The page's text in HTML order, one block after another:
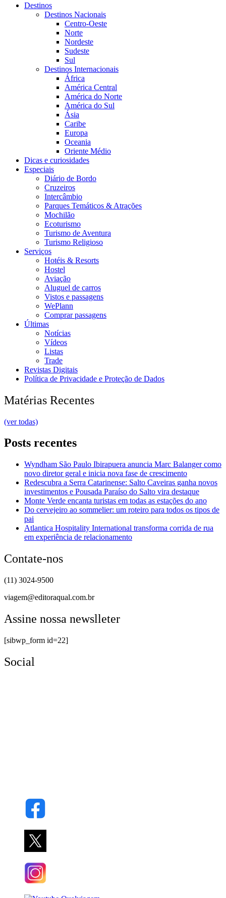
Destinos
Destinos Nacionais
Centro-Oeste
Norte
Nordeste
Sudeste
Sul
Destinos Internacionais
África
América Central
América do Norte
América do Sul
Ásia
Caribe
Europa
Oceania
Oriente Médio
Dicas e curiosidades
Especiais
Diário de Bordo
Cruzeiros
Intercâmbio
Parques Temáticos & Atrações
Mochilão
Ecoturismo
Turismo de Aventura
Turismo Religioso
Serviços
Hotéis & Resorts
Hostel
Aviação
Aluguel de carros
Vistos e passagens
WePlann
Comprar passagens
Últimas
Notícias
Vídeos
Listas
Trade
Revistas Digitais
Política de Privacidade e Proteção de Dados
Matérias Recentes
(ver todas)
Posts recentes
Wyndham São Paulo Ibirapuera anuncia Marc Balanger como
novo diretor geral e inicia nova fase de crescimento
Redescubra a Serra Catarinense: Salto Caveiras ganha novos
investimentos e Pousada Paraíso do Salto vira destaque
Monte Verde encanta turistas em todas as estações do ano
Do cervejeiro ao sommelier: um roteiro para todos os tipos de
pai
Atlantica Hospitality International transforma corrida de rua
em experiência de relacionamento
Contate-nos
(11) 3024-9500
viagem@editoraqual.com.br
Assine nossa newslleter
[sibwp_form id=22]
Social